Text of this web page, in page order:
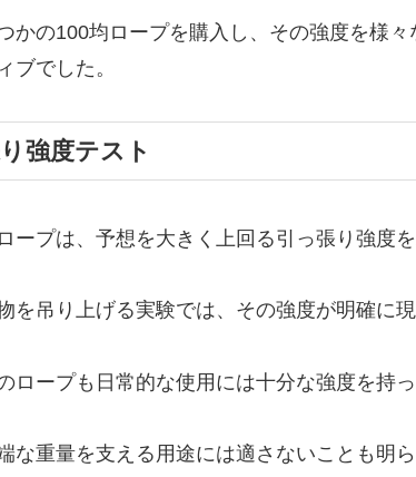
かの100均ロープを購入し、その強度を様
ブでした。
強度テスト
ープは、予想を大きく上回る引っ張り強度を
を吊り上げる実験では、その強度が明確に現
ロープも日常的な使用には十分な強度を持
な重量を支える用途には適さないことも明ら